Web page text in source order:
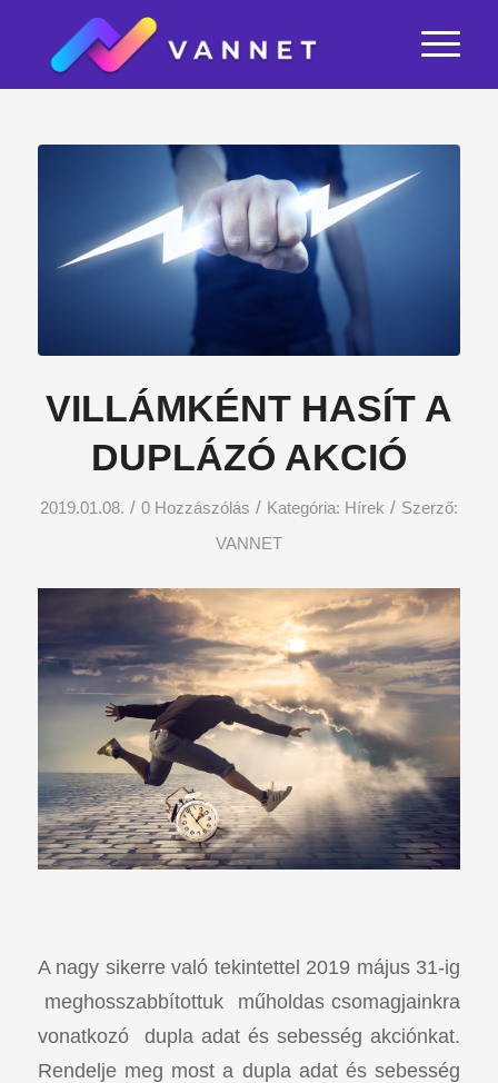
VILLÁMKÉNT HASÍT A
DUPLÁZÓ AKCIÓ
2019.01.08. / 0 Hozzászólás / Kategória: Hírek / Szerző:
VANNET
A nagy sikerre való tekintettel 2019 május 31-ig
meghosszabbítottuk műholdas csomagjainkra
vonatkozó dupla adat és sebesség akciónkat.
Rendelje meg most a dupla adat és sebesség